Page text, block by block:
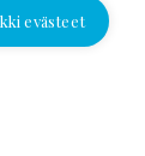
evästeet